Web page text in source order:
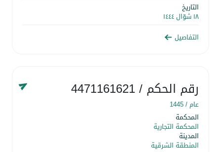
التاريخ
١٨ شوّال ١٤٤٤
التفاصيل
رقم الحكم/ 4471161621
عام /1445
المحكمة
المحكمة التجارية
المدينة
المنطقة الشرقية